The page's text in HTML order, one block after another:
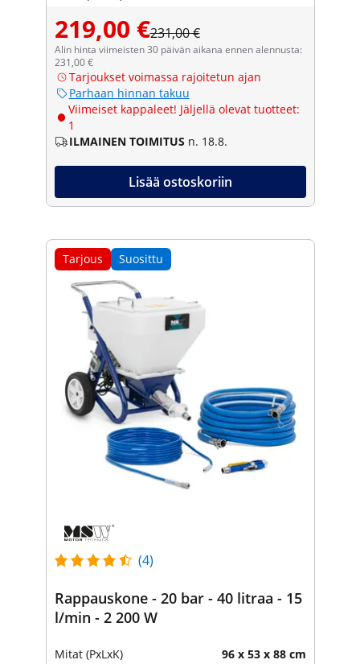
219,00 €231,00 €
Alin hinta viimeisten 30 päivän aikana ennen alennusta:
231,00 €
Tarjoukset voimassa rajoitetun ajan
Parhaan hinnan takuu
Viimeiset kappaleet! Jäljellä olevat tuotteet:
1
ILMAINEN TOIMITUS n. 18.8.
Lisää ostoskoriin
Tarjous Suosittu
(4)
Rappauskone - 20 bar - 40 litraa - 15
l/min - 2 200 W
Mitat (PxLxK) 96 x 53 x 88 cm